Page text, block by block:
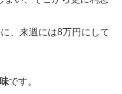
、来週には8万円にして
です。